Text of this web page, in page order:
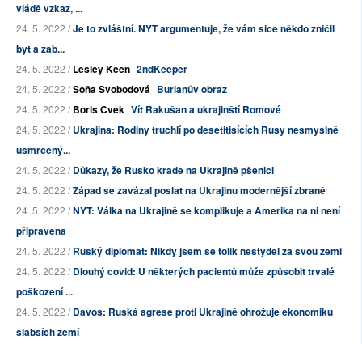
vládě vzkaz, ...
24. 5. 2022 /Je to zvláštní. NYT argumentuje, že vám sice někdo zničil
byt a zab...
24. 5. 2022 /Lesley Keen 2ndKeeper
24. 5. 2022 /Soňa Svobodová Burianův obraz
24. 5. 2022 /Boris Cvek Vít Rakušan a ukrajinští Romové
24. 5. 2022 /Ukrajina: Rodiny truchlí po desetitisících Rusy nesmyslně
usmrcený...
24. 5. 2022 /Důkazy, že Rusko krade na Ukrajině pšenici
24. 5. 2022 /Západ se zavázal poslat na Ukrajinu modernější zbraně
24. 5. 2022 /NYT: Válka na Ukrajině se komplikuje a Amerika na ni není
připravena
24. 5. 2022 /Ruský diplomat: Nikdy jsem se tolik nestyděl za svou zemi
24. 5. 2022 /Dlouhý covid: U některých pacientů může způsobit trvalé
poškození ...
24. 5. 2022 /Davos: Ruská agrese proti Ukrajině ohrožuje ekonomiku
slabších zemí